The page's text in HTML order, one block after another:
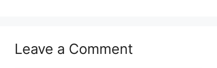
Leave a Comment